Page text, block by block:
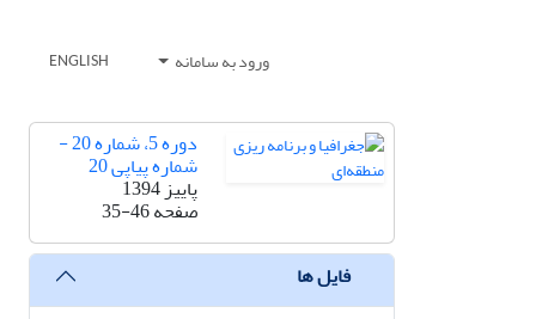
ورود به سامانه ENGLISH
دوره 5، شماره 20 -
شماره پیاپی 20
پاییز 1394
صفحه35-46
فایل ها